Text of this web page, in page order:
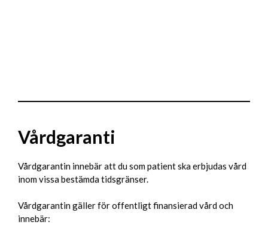
Vårdgaranti
Vårdgarantin innebär att du som patient ska erbjudas vård
inom vissa bestämda tidsgränser.
Vårdgarantin gäller för offentligt finansierad vård och
innebär: